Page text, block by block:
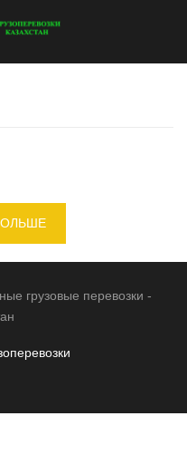
грузовые перевозки -